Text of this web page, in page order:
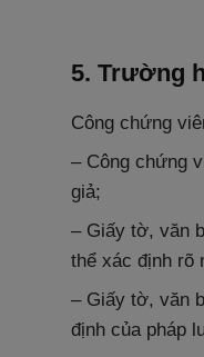
5. Trường
Công chứng
– Công chứng
giả;
– Giấy tờ, văn
thể xác định rõ
– Giấy tờ, văn
định của pháp